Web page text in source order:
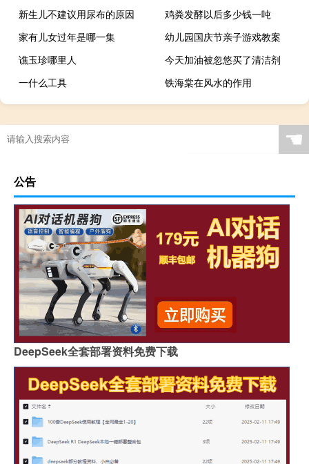
新生儿不建议用尿布的原因
鸡粪发酵以后多少钱一吨
家有儿女过年是哪一集
幼儿园国庆节亲子游戏教案
谯玉珍哪里人
今天加油被忽悠买了清洁剂
一什么工具
铁海棠在风水的作用
☚
公告
DeepSeek全套部署资料免费下载